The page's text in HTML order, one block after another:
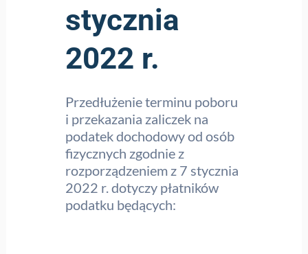
stycznia
2022 r.
Przedłużenie terminu poboru
i przekazania zaliczek na
podatek dochodowy od osób
fizycznych zgodnie z
rozporządzeniem z 7 stycznia
2022 r. dotyczy płatników
podatku będących: